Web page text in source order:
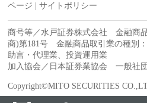
ページ | サイトポリシー
商号等／水戸証券株式会社 金融商
商)第181号 金融商品取引業の種別
助言・代理業、投資運用業
加入協会／日本証券業協会 一般社
Copyright©MITO SECURITIES